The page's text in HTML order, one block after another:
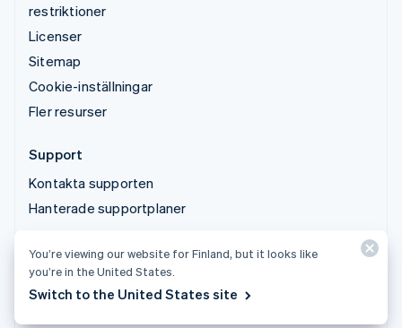
restriktioner
Licenser
Sitemap
Cookie-inställningar
Fler resurser
Support
Kontakta supporten
Hanterade supportplaner
© 2026 Stripe, LLC
You’re viewing our website for Finland, but it looks like
you’re in the United States.
Switch to the United States site